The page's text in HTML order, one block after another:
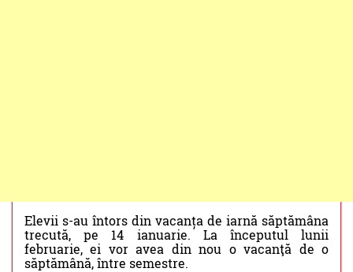
Elevii s-au întors din vacanța de iarnă săptămâna
trecută, pe 14 ianuarie. La începutul lunii
februarie, ei vor avea din nou o vacanţă de o
săptămână, între semestre.